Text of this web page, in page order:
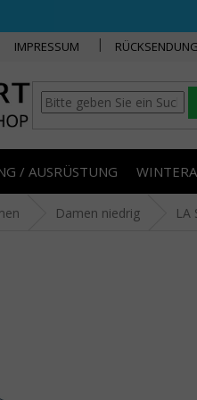
IMPRESSUM RÜCKSENDUNG
/ AUSRÜSTUNG
Damen niedrig LA